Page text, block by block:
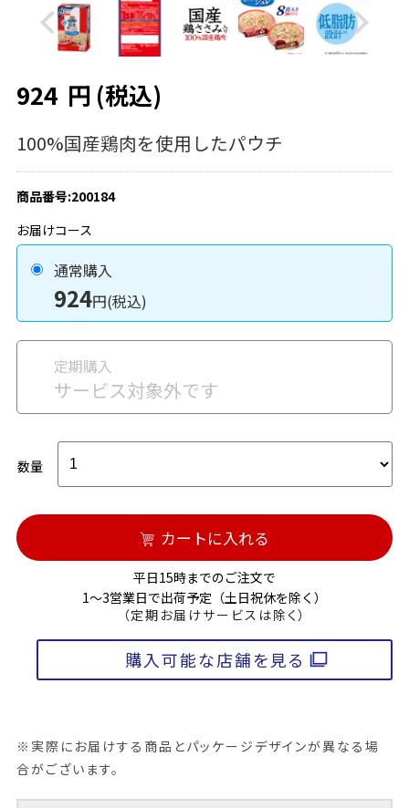
登録
ア
Previous Next
924 円 (税込)
100%国産鶏肉を使用したパウチ
商品番号:200184
お届けコース
通常購入
924円(税込)
定期購入
サービス対象外です
数量
カートに入れる
平日15時までのご注文で
1～3営業日で出荷予定（土日祝休を除く）
（定期お届けサービスは除く）
購入可能な店舗を見る
※実際にお届けする商品とパッケージデザインが異なる場
合がございます。